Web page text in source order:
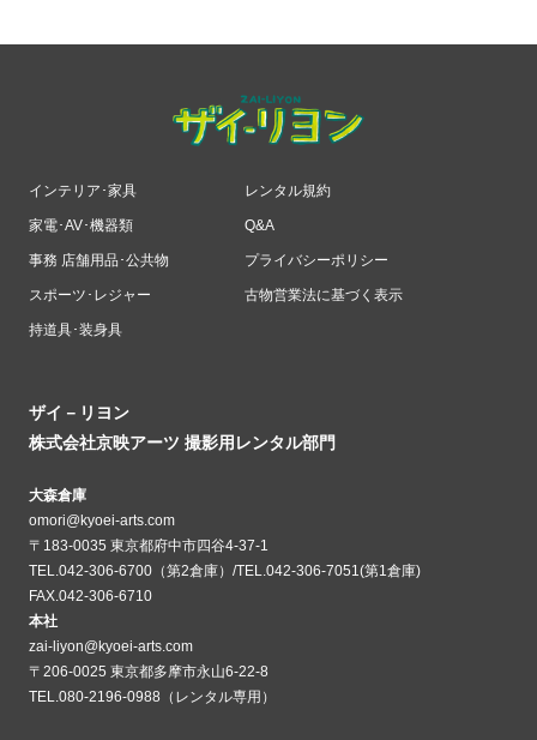
インテリア･家具
家電･AV･機器類
事務 店舗用品･公共物
スポーツ･レジャー
持道具･装身具
レンタル規約
Q&A
プライバシーポリシー
古物営業法に基づく表示
ザイ－リヨン
株式会社京映アーツ 撮影用レンタル部門
大森倉庫
omori@kyoei-arts.com
〒183-0035 東京都府中市四谷4-37-1
TEL.042-306-6700（第2倉庫）/TEL.042-306-7051(第1倉庫)
FAX.042-306-6710
本社
zai-liyon@kyoei-arts.com
〒206-0025 東京都多摩市永山6-22-8
TEL.080-2196-0988（レンタル専用）